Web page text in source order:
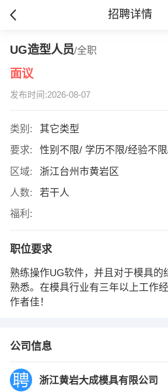
招聘详情
UG造型人员/全职
面议
发布时间:2026-08-07
类别:
其它类型
要求:
性别不限/ 学历不限/经验不
区域:
浙江台州市黄岩区
人数:
若干人
福利:
职位要求
熟练操作UG软件，并且对于模具的
熟悉。在模具行业有三年以上工作
作者佳！
公司信息
浙江黄岩大成模具有限公司